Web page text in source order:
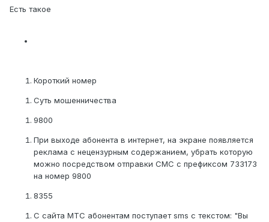
Есть такое
Короткий номер
Суть мошенничества
9800
При выходе абонента в интернет, на экране появляется
реклама с нецензурным содержанием, убрать которую
можно посредством отправки СМС с префиксом 733173
на номер 9800
8355
С сайта МТС абонентам поступает sms с текстом: "Вы